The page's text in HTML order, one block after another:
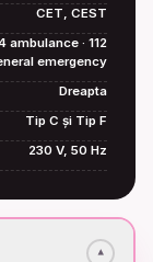
CET, CEST
ambulance · 112
emergency
Dreapta
Tip C și Tip F
230 V, 50 Hz
▾